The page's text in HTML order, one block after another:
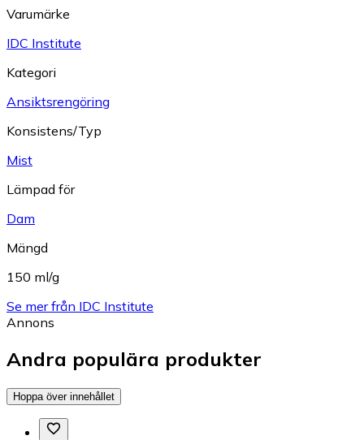
Varumärke
IDC Institute
Kategori
Ansiktsrengöring
Konsistens/Typ
Mist
Lämpad för
Dam
Mängd
150 ml/g
Se mer från IDC Institute
Annons
Andra populära produkter
Hoppa över innehållet